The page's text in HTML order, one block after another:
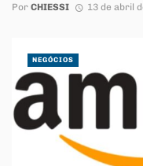
Por CHIESSI 13 de abril
NEGÓCIOS